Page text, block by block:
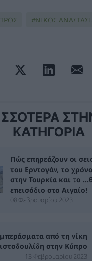
ΝΙΚΟΣ
ΚΑΤΗΓΟΡΙΑ
Πώς επηρεάζουν οι
του Ερντογάν, το
στην Τουρκία και το
επεισόδιο στο Αιγαίο!
08 Φεβρουαρίου 2023
από τη νίκη
στην Κύπρο
13 Φεβρουαρίου 2023